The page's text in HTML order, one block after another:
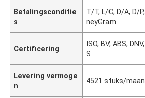
Betalingsconditie
s
T/T, L/C, D/A, D/
neyGram
Certificering
ISO, BV, ABS,
S
Levering vermoge
n
4521 stuks/